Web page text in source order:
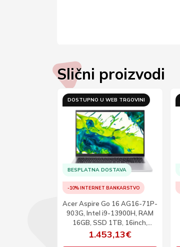
Slični proizvodi
DOSTUPNO U WEB TRGOVINI
BESPLATNA DOSTAVA
-10% INTERNET BANKARSTVO
Acer Aspire Go 16 AG16-71P-
903G, Intel i9-13900H, RAM
16GB, SSD 1TB, 16inch,
WUXGA, W11
1.453,13€